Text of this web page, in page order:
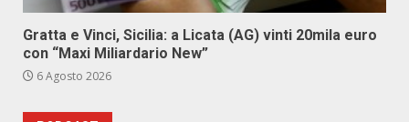
Gratta e Vinci, Sicilia: a Licata (AG) vinti 20mila euro
con “Maxi Miliardario New”
6 Agosto 2026